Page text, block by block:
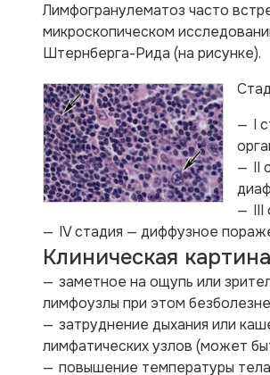
Лимфогранулематоз часто
микроскопическом
Штернберга-Рида (на рисунке).
I
II
III
IV стадия — диффузное
Клиническая картина
заметное на ощупь или
лимфоузлы при этом
затруднение дыхания или
лимфатических узлов (может
повышение температуры